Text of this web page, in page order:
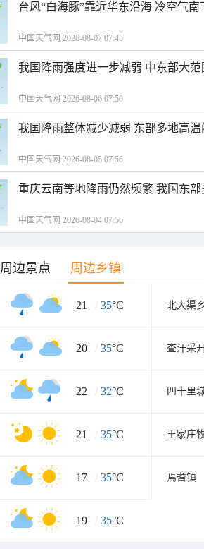
台风“白海豚”靠近华东沿海 冷空气
中国天气网 2026-08-07 07:45
我国降雨强度进一步减弱 中东部大
中国天气网 2026-08-06 07:50
我国降雨整体减少减弱 东部多地高
中国天气网 2026-08-05 07:56
重庆云南等地降雨仍然频繁 我国东
中国天气网 2026-08-04 07:56
周边景点 周边乡镇
21 / 35°C 北大渠
20 / 35°C 查汗采
22 / 32°C 四十里
21 / 35°C 王家庄
17 / 35°C 焉耆镇
19 / 35°C